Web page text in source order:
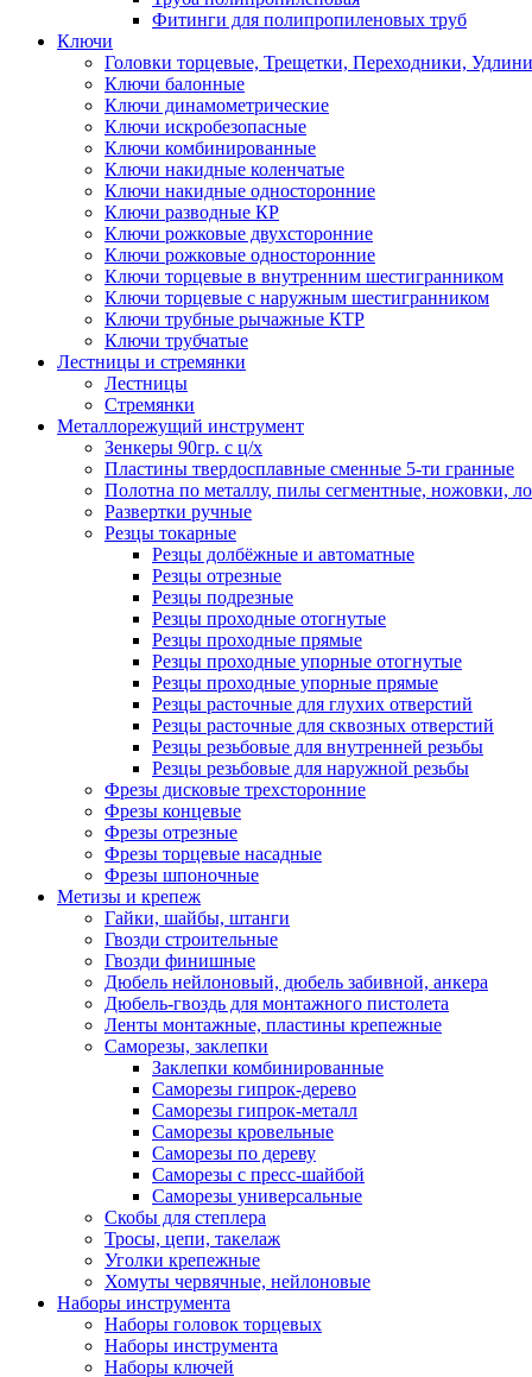
Фитинги для полипропиленовых труб
Ключи
Головки торцевые, Трещетки, Переходники,
Ключи балонные
Ключи динамометрические
Ключи искробезопасные
Ключи комбинированные
Ключи накидные коленчатые
Ключи накидные односторонние
Ключи разводные КР
Ключи рожковые двухсторонние
Ключи рожковые односторонние
Ключи торцевые в внутренним шестигранником
Ключи торцевые с наружным шестигранником
Ключи трубные рычажные КТР
Ключи трубчатые
Лестницы и стремянки
Лестницы
Стремянки
Металлорежущий инструмент
Зенкеры 90гр. с ц/х
Пластины твердосплавные сменные 5-ти гранные
Полотна по металлу, пилы сегментные, ножовки,
Развертки ручные
Резцы токарные
Резцы долбёжные и автоматные
Резцы отрезные
Резцы подрезные
Резцы проходные отогнутые
Резцы проходные прямые
Резцы проходные упорные отогнутые
Резцы проходные упорные прямые
Резцы расточные для глухих отверстий
Резцы расточные для сквозных отверстий
Резцы резьбовые для внутренней резьбы
Резцы резьбовые для наружной резьбы
Фрезы дисковые трехсторонние
Фрезы концевые
Фрезы отрезные
Фрезы торцевые насадные
Фрезы шпоночные
Метизы и крепеж
Гайки, шайбы, штанги
Гвозди строительные
Гвозди финишные
Дюбель нейлоновый, дюбель забивной, анкера
Дюбель-гвоздь для монтажного пистолета
Ленты монтажные, пластины крепежные
Саморезы, заклепки
Заклепки комбинированные
Саморезы гипрок-дерево
Саморезы гипрок-металл
Саморезы кровельные
Саморезы по дереву
Саморезы с пресс-шайбой
Саморезы универсальные
Скобы для степлера
Тросы, цепи, такелаж
Уголки крепежные
Хомуты червячные, нейлоновые
Наборы инструмента
Наборы головок торцевых
Наборы инструмента
Наборы ключей